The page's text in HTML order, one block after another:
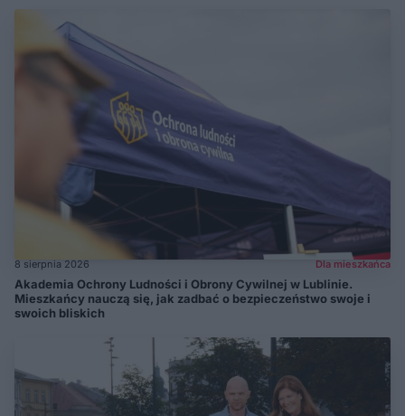
8 sierpnia 2026 Dla mieszkańca
Akademia Ochrony Ludności i Obrony Cywilnej w Lublinie.
Mieszkańcy nauczą się, jak zadbać o bezpieczeństwo swoje i
swoich bliskich